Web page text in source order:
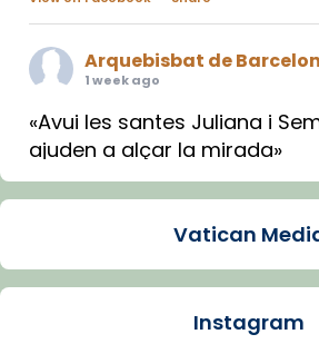
Arquebisbat de
1 week ago
«Avui les santes Juliana i
ajuden a alçar la mirada»
Mons. Sergi Gordo, bisbe de
Santes de Mataró.
🔗tinyurl.com/cvu5jmbk
Vatican
Instagram